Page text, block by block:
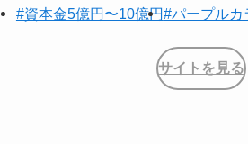
#資本金5億円〜10億円#パープルカ
サイトを見る